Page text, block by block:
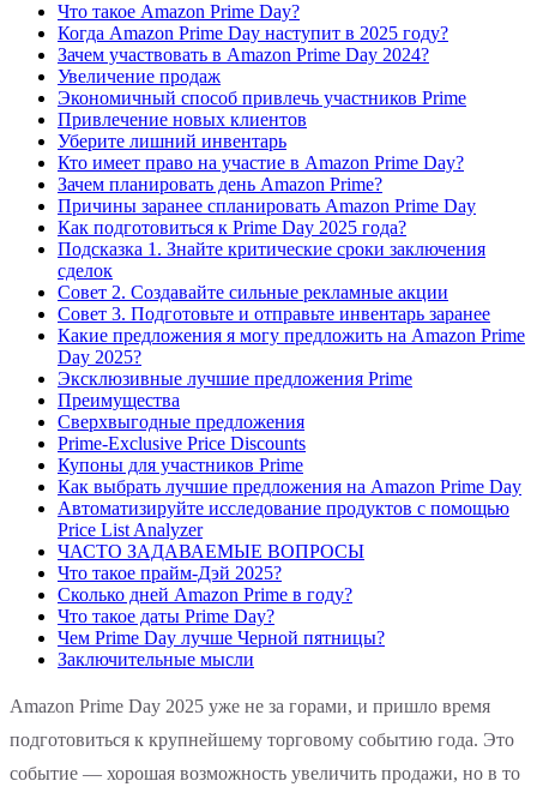
Что такое Amazon Prime Day?
Когда Amazon Prime Day наступит в 2025 году?
Зачем участвовать в Amazon Prime Day 2024?
Увеличение продаж
Экономичный способ привлечь участников Prime
Привлечение новых клиентов
Уберите лишний инвентарь
Кто имеет право на участие в Amazon Prime Day?
Зачем планировать день Amazon Prime?
Причины заранее спланировать Amazon Prime Day
Как подготовиться к Prime Day 2025 года?
Подсказка 1. Знайте критические сроки заключения
сделок
Совет 2. Создавайте сильные рекламные акции
Совет 3. Подготовьте и отправьте инвентарь заранее
Какие предложения я могу предложить на Amazon Prime
Day 2025?
Эксклюзивные лучшие предложения Prime
Преимущества
Сверхвыгодные предложения
Prime-Exclusive Price Discounts
Купоны для участников Prime
Как выбрать лучшие предложения на Amazon Prime Day
Автоматизируйте исследование продуктов с помощью
Price List Analyzer
ЧАСТО ЗАДАВАЕМЫЕ ВОПРОСЫ
Что такое прайм-Дэй 2025?
Сколько дней Amazon Prime в году?
Что такое даты Prime Day?
Чем Prime Day лучше Черной пятницы?
Заключительные мысли
Amazon Prime Day 2025 уже не за горами, и пришло время
подготовиться к крупнейшему торговому событию года. Это
событие — хорошая возможность увеличить продажи, но в то